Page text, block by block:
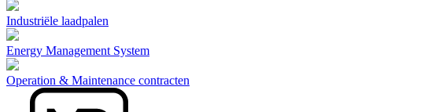
Industriële laadpalen
Energy Management System
Operation & Maintenance contracten